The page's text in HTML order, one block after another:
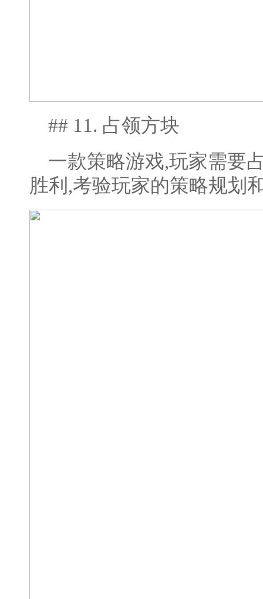
## 11. 占领方块
一款策略游戏,玩家需要
胜利,考验玩家的策略规划